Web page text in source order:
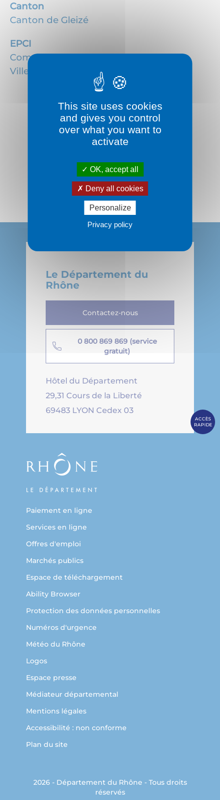
ACCÈS
RAPIDE
Canton
Canton de Gleizé
EPCI
Communauté d'agglomération
Villefranche Beaujolais Saône
Suivez-nous :
Paiement en ligne
Services en ligne
Offres d'emploi
Marchés publics
Espace de téléchargement
Ability Browser
Protection des données personnelles
Numéros d'urgence
Météo du Rhône
Logos
Espace presse
Médiateur départemental
Mentions légales
Accessibilité : non conforme
Plan du site
Le Département du
Rhône
Contactez-nous
0 800 869 869 (service
gratuit)
Hôtel du Département
29,31 Cours de la Liberté
69483 LYON Cedex 03
2026 - Département du Rhône - Tous droits
réservés
This site uses cookies
and gives you control
over what you want to
activate
OK, accept all
Deny all cookies
Personalize
Privacy policy